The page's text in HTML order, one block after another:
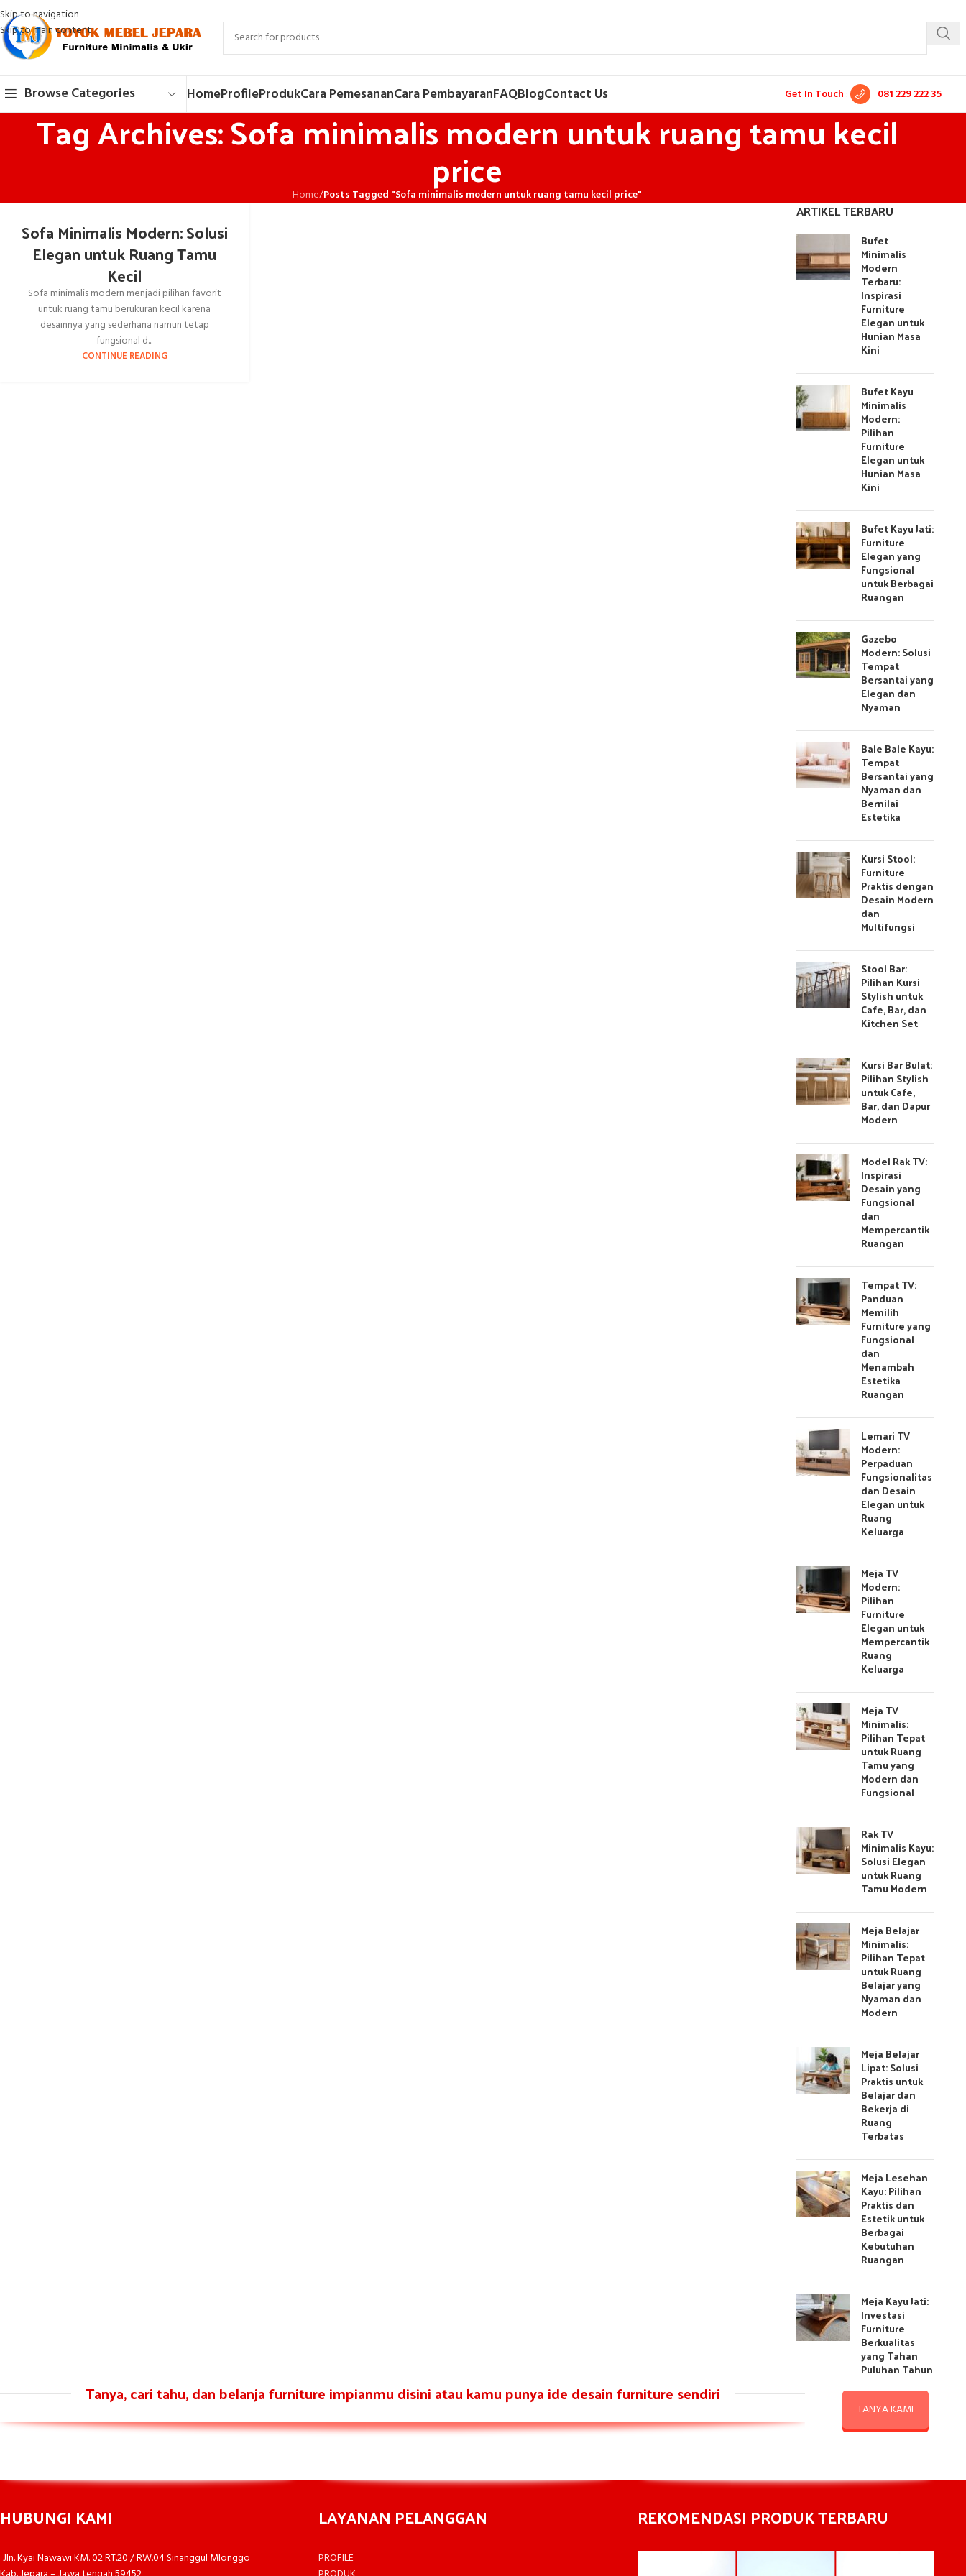
Skip to navigation
Skip to main content
Browse Categories HomeProfileProdukCara PemesananCara PembayaranFAQBlogContact Us Get In Touch : 081 229 222 35
Tag Archives: Sofa minimalis modern untuk ruang tamu kecil
price
Home/Posts Tagged "Sofa minimalis modern untuk ruang tamu kecil price"
Sofa Minimalis Modern: Solusi
Elegan untuk Ruang Tamu
Kecil
Sofa minimalis modern menjadi pilihan favorit
untuk ruang tamu berukuran kecil karena
desainnya yang sederhana namun tetap
fungsional d...
CONTINUE READING
ARTIKEL TERBARU
Bufet
Minimalis
Modern
Terbaru:
Inspirasi
Furniture
Elegan untuk
Hunian Masa
Kini
Bufet Kayu
Minimalis
Modern:
Pilihan
Furniture
Elegan untuk
Hunian Masa
Kini
Bufet Kayu Jati:
Furniture
Elegan yang
Fungsional
untuk Berbagai
Ruangan
Gazebo
Modern: Solusi
Tempat
Bersantai yang
Elegan dan
Nyaman
Bale Bale Kayu:
Tempat
Bersantai yang
Nyaman dan
Bernilai
Estetika
Kursi Stool:
Furniture
Praktis dengan
Desain Modern
dan
Multifungsi
Stool Bar:
Pilihan Kursi
Stylish untuk
Cafe, Bar, dan
Kitchen Set
Kursi Bar Bulat:
Pilihan Stylish
untuk Cafe,
Bar, dan Dapur
Modern
Model Rak TV:
Inspirasi
Desain yang
Fungsional
dan
Mempercantik
Ruangan
Tempat TV:
Panduan
Memilih
Furniture yang
Fungsional
dan
Menambah
Estetika
Ruangan
Lemari TV
Modern:
Perpaduan
Fungsionalitas
dan Desain
Elegan untuk
Ruang
Keluarga
Meja TV
Modern:
Pilihan
Furniture
Elegan untuk
Mempercantik
Ruang
Keluarga
Meja TV
Minimalis:
Pilihan Tepat
untuk Ruang
Tamu yang
Modern dan
Fungsional
Rak TV
Minimalis Kayu:
Solusi Elegan
untuk Ruang
Tamu Modern
Meja Belajar
Minimalis:
Pilihan Tepat
untuk Ruang
Belajar yang
Nyaman dan
Modern
Meja Belajar
Lipat: Solusi
Praktis untuk
Belajar dan
Bekerja di
Ruang
Terbatas
Meja Lesehan
Kayu: Pilihan
Praktis dan
Estetik untuk
Berbagai
Kebutuhan
Ruangan
Meja Kayu Jati:
Investasi
Furniture
Berkualitas
yang Tahan
Puluhan Tahun
Tanya, cari tahu, dan belanja furniture impianmu disini atau kamu punya ide desain furniture sendiri
TANYA KAMI
HUBUNGI KAMI
Jln. Kyai Nawawi KM. 02 RT.20 / RW.04 Sinanggul Mlonggo
LAYANAN PELANGGAN
PROFILE
REKOMENDASI PRODUK TERBARU